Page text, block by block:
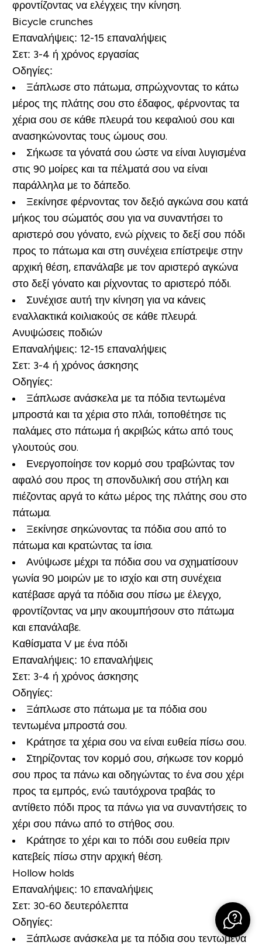
φροντίζοντας να ελέγχεις την κίνηση.
Bicycle crunches
Επαναλήψεις: 12-15 επαναλήψεις
Σετ: 3-4 ή χρόνος εργασίας
Οδηγίες:
Ξάπλωσε στο πάτωμα, σπρώχνοντας το κάτω
μέρος της πλάτης σου στο έδαφος, φέρνοντας τα
χέρια σου σε κάθε πλευρά του κεφαλιού σου και
ανασηκώνοντας τους ώμους σου.
Σήκωσε τα γόνατά σου ώστε να είναι λυγισμένα
στις 90 μοίρες και τα πέλματά σου να είναι
παράλληλα με το δάπεδο.
Ξεκίνησε φέρνοντας τον δεξιό αγκώνα σου κατά
μήκος του σώματός σου για να συναντήσει το
αριστερό σου γόνατο, ενώ ρίχνεις το δεξί σου πόδι
προς το πάτωμα και στη συνέχεια επίστρεψε στην
αρχική θέση, επανάλαβε με τον αριστερό αγκώνα
στο δεξί γόνατο και ρίχνοντας το αριστερό πόδι.
Συνέχισε αυτή την κίνηση για να κάνεις
εναλλακτικά κοιλιακούς σε κάθε πλευρά.
Ανυψώσεις ποδιών
Επαναλήψεις: 12-15 επαναλήψεις
Σετ: 3-4 ή χρόνος άσκησης
Οδηγίες:
Ξάπλωσε ανάσκελα με τα πόδια τεντωμένα
μπροστά και τα χέρια στο πλάι, τοποθέτησε τις
παλάμες στο πάτωμα ή ακριβώς κάτω από τους
γλουτούς σου.
Ενεργοποίησε τον κορμό σου τραβώντας τον
αφαλό σου προς τη σπονδυλική σου στήλη και
πιέζοντας αργά το κάτω μέρος της πλάτης σου στο
πάτωμα.
Ξεκίνησε σηκώνοντας τα πόδια σου από το
πάτωμα και κρατώντας τα ίσια.
Ανύψωσε μέχρι τα πόδια σου να σχηματίσουν
γωνία 90 μοιρών με το ισχίο και στη συνέχεια
κατέβασε αργά τα πόδια σου πίσω με έλεγχο,
φροντίζοντας να μην ακουμπήσουν στο πάτωμα
και επανάλαβε.
Καθίσματα V με ένα πόδι
Επαναλήψεις: 10 επαναλήψεις
Σετ: 3-4 ή χρόνος άσκησης
Οδηγίες:
Ξάπλωσε στο πάτωμα με τα πόδια σου
τεντωμένα μπροστά σου.
Κράτησε τα χέρια σου να είναι ευθεία πίσω σου.
Στηρίζοντας τον κορμό σου, σήκωσε τον κορμό
σου προς τα πάνω και οδηγώντας το ένα σου χέρι
προς τα εμπρός, ενώ ταυτόχρονα τραβάς το
αντίθετο πόδι προς τα πάνω για να συναντήσεις το
χέρι σου πάνω από το στήθος σου.
Κράτησε το χέρι και το πόδι σου ευθεία πριν
κατεβείς πίσω στην αρχική θέση.
Hollow holds
Επαναλήψεις: 10 επαναλήψεις
Σετ: 30-60 δευτερόλεπτα
Οδηγίες:
Ξάπλωσε ανάσκελα με τα πόδια σου τεντωμένα